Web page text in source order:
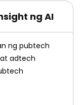
ng AI
ng pubtech
adtech